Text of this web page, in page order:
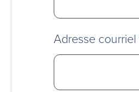
Adresse courriel